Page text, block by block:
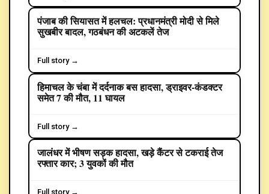
POLITICS
पंजाब की सियासत में हलचल: प्रधानमंत्री मोदी से मिले
सुखबीर बादल, गठबंधन की अटकलें तेज
Full story →
हिमाचल के चंबा में दर्दनाक बस हादसा, ड्राइवर-कंडक्टर
समेत 7 की मौत, 11 घायल
Full story →
CRIME
जालंधर में भीषण सड़क हादसा, खड़े कैंटर से टकराई तेज
रफ्तार कार; 3 युवकों की मौत
Full story →